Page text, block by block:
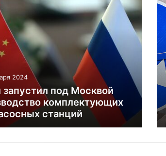
2024
запустил под Москвой
комплектующих
станций